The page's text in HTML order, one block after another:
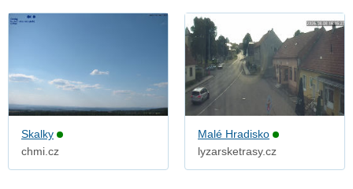
Skalky
chmi.cz
Malé Hradisko
lyzarsketrasy.cz